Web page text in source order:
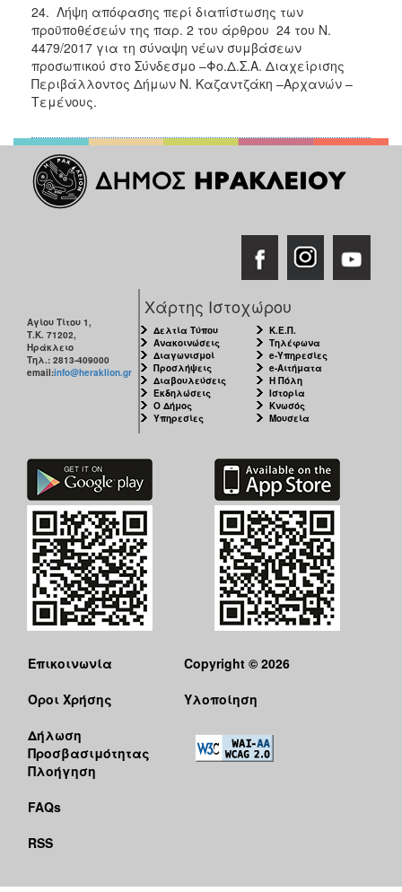
24. Λήψη απόφασης περί διαπίστωσης των
προϋποθέσεών της παρ. 2 του άρθρου 24 του Ν.
4479/2017 για τη σύναψη νέων συμβάσεων
προσωπικού στο Σύνδεσμο –Φο.Δ.Σ.Α. Διαχείρισης
Περιβάλλοντος Δήμων Ν. Καζαντζάκη –Αρχανών –
Τεμένους.
Αγίου Τίτου 1,
Τ.Κ. 71202,
Ηράκλειο
Τηλ.: 2813-409000
email:info@heraklion.gr
Χάρτης Ιστοχώρου
Δελτία Τύπου
Ανακοινώσεις
Διαγωνισμοί
Προσλήψεις
Διαβουλεύσεις
Εκδηλώσεις
Ο Δήμος
Υπηρεσίες
Κ.Ε.Π.
Τηλέφωνα
e-Υπηρεσίες
e-Αιτήματα
Η Πόλη
Ιστορία
Κνωσός
Μουσεία
Επικοινωνία
Όροι Χρήσης
Δήλωση
Προσβασιμότητας
Πλοήγηση
FAQs
RSS
Copyright © 2026
Υλοποίηση